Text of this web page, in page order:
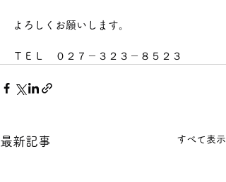
よろしくお願いします。
ＴＥＬ　０２７－３２３－８５２３
最新記事 すべて表示